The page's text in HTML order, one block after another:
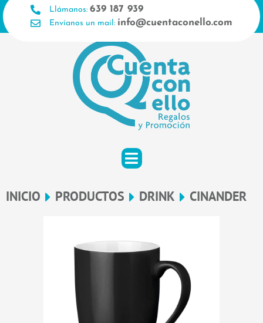
Ir
al
contenido
Llámanos: 639 187 939
Envíanos un mail: info@cuentaconello.com
INICIO PRODUCTOS DRINK CINANDER